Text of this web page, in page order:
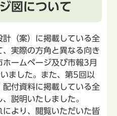
図について
（案）に掲載している全
実際の方角と異なる向き
ームページ及び市報3月
ました。また、第5回以
配付資料に掲載している全
説明いたしました。
より、閲覧いただいた皆